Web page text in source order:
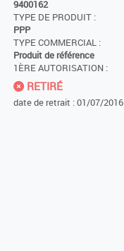
9400162
TYPE DE PRODUIT :
PPP
TYPE COMMERCIAL :
Produit de référence
1ÈRE AUTORISATION :
RETIRÉ
date de retrait : 01/07/2016